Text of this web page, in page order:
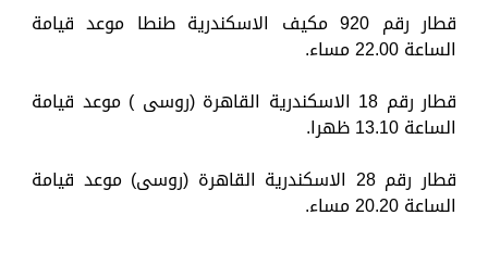
قطار رقم 920 مكيف الاسكندرية طنطا موعد قيامة
الساعة 22.00 مساء.
قطار رقم 18 الاسكندرية القاهرة (روسى ) موعد قيامة
الساعة 13.10 ظهرا.
قطار رقم 28 الاسكندرية القاهرة (روسى) موعد قيامة
الساعة 20.20 مساء.